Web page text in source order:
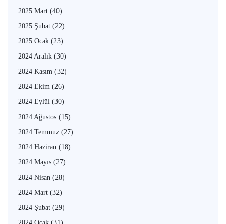
2025 Mart (40)
2025 Şubat (22)
2025 Ocak (23)
2024 Aralık (30)
2024 Kasım (32)
2024 Ekim (26)
2024 Eylül (30)
2024 Ağustos (15)
2024 Temmuz (27)
2024 Haziran (18)
2024 Mayıs (27)
2024 Nisan (28)
2024 Mart (32)
2024 Şubat (29)